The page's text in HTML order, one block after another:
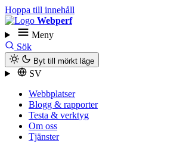
Hoppa till innehåll
Webperf
Meny
Sök
Byt till mörkt läge
SV
Webbplatser
Blogg & rapporter
Testa & verktyg
Om oss
Tjänster